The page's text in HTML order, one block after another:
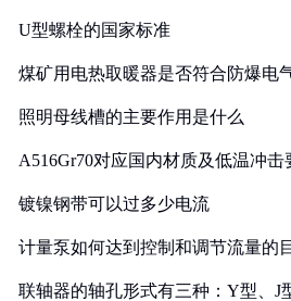
U型螺栓的国家标准
煤矿用电热取暖器是否符合防爆电
照明母线槽的主要作用是什么
A516Gr70对应国内材质及低温冲击
镀镍钢带可以过多少电流
计量泵如何达到控制和调节流量的
联轴器的轴孔形式有三种：Y型、J